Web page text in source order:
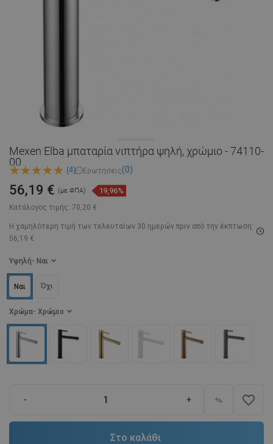
Mexen Elba μπαταρία νιπτήρα ψηλή, χρώμιο - 74110-
00
(4) Ερωτήσεις(0)
Κατάλογος τιμής: 70,20 €
56,19 € (με ΦΠΑ) 19,96%
Η χαμηλότερη τιμή των τελευταίων 30 ημερών πριν από την έκπτωση:
56,19 €
Χρώμα - Χρώμιο
Υψηλή - Ναι
Ναι Όχι
- + favorite_border
Στο καλάθι